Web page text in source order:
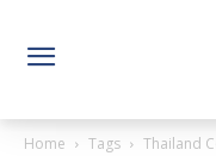
Home Tags Thailand